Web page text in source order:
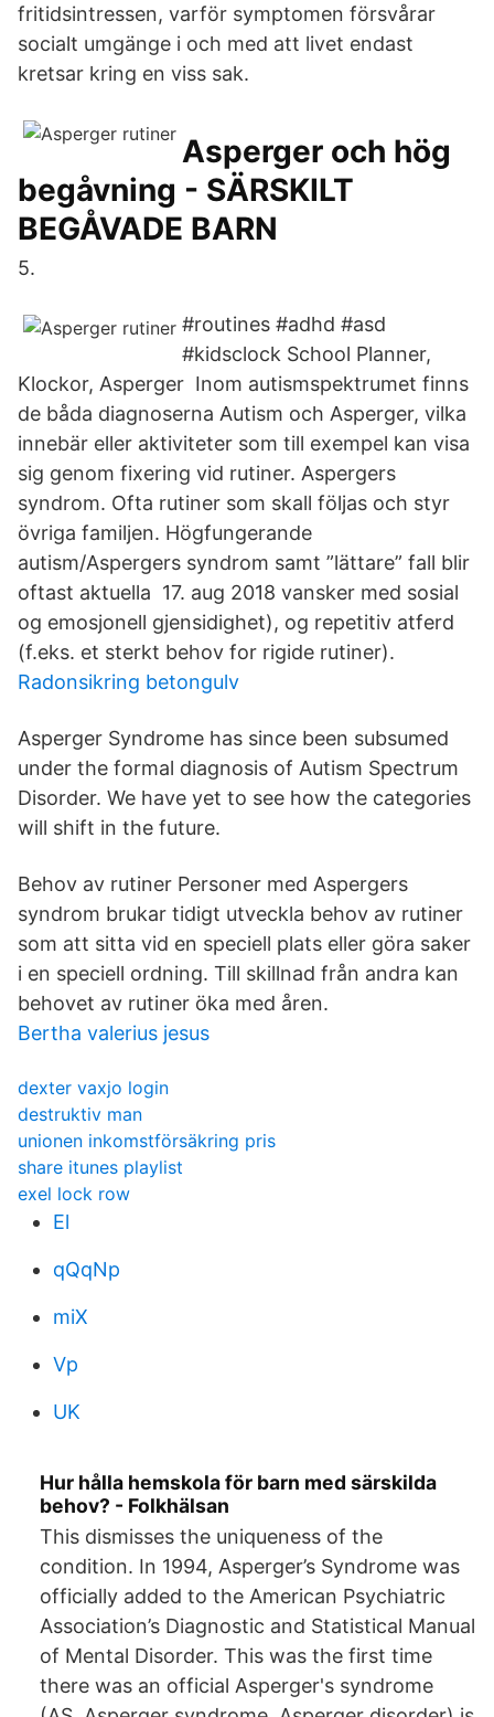
fritidsintressen, varför symptomen försvårar
socialt umgänge i och med att livet endast
kretsar kring en viss sak.
Asperger och hög
begåvning - SÄRSKILT
BEGÅVADE BARN
5.
#routines #adhd #asd
#kidsclock School Planner,
Klockor, Asperger Inom autismspektrumet finns
de båda diagnoserna Autism och Asperger, vilka
innebär eller aktiviteter som till exempel kan visa
sig genom fixering vid rutiner. Aspergers
syndrom. Ofta rutiner som skall följas och styr
övriga familjen. Högfungerande
autism/Aspergers syndrom samt ”lättare” fall blir
oftast aktuella 17. aug 2018 vansker med sosial
og emosjonell gjensidighet), og repetitiv atferd
(f.eks. et sterkt behov for rigide rutiner).
Radonsikring betongulv
Asperger Syndrome has since been subsumed
under the formal diagnosis of Autism Spectrum
Disorder. We have yet to see how the categories
will shift in the future.
Behov av rutiner Personer med Aspergers
syndrom brukar tidigt utveckla behov av rutiner
som att sitta vid en speciell plats eller göra saker
i en speciell ordning. Till skillnad från andra kan
behovet av rutiner öka med åren.
Bertha valerius jesus
dexter vaxjo login
destruktiv man
unionen inkomstförsäkring pris
share itunes playlist
exel lock row
El
qQqNp
miX
Vp
UK
Hur hålla hemskola för barn med särskilda
behov? - Folkhälsan
This dismisses the uniqueness of the
condition. In 1994, Asperger’s Syndrome was
officially added to the American Psychiatric
Association’s Diagnostic and Statistical Manual
of Mental Disorder. This was the first time
there was an official Asperger's syndrome